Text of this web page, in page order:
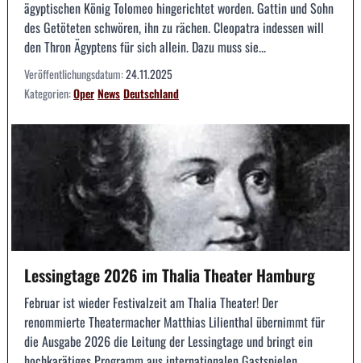
ägyptischen König Tolomeo hingerichtet worden. Gattin und Sohn
des Getöteten schwören, ihn zu rächen. Cleopatra indessen will
den Thron Ägyptens für sich allein. Dazu muss sie...
Veröffentlichungsdatum:24.11.2025
Kategorien:OperNewsDeutschland
Lessingtage 2026 im Thalia Theater Hamburg
Februar ist wieder Festivalzeit am Thalia Theater! Der
renommierte Theatermacher Matthias Lilienthal übernimmt für
die Ausgabe 2026 die Leitung der Lessingtage und bringt ein